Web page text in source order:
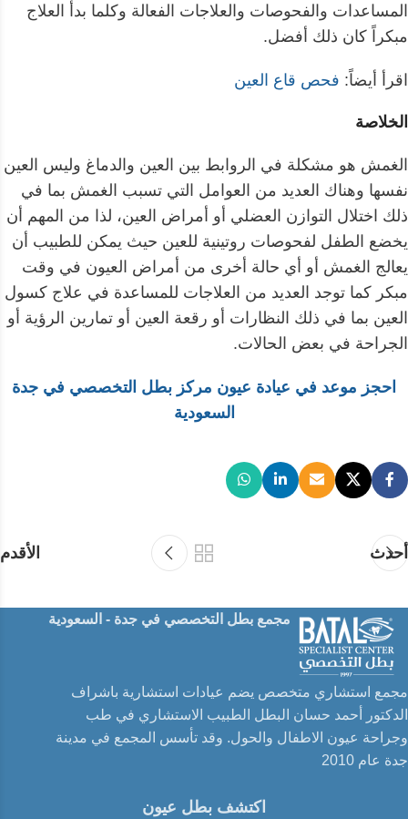
المساعدات والفحوصات والعلاجات الفعالة وكلما بدأ العلاج
مبكراً كان ذلك أفضل.
اقرأ أيضاً: فحص قاع العين
الخلاصة
الغمش هو مشكلة في الروابط بين العين والدماغ وليس العين
نفسها وهناك العديد من العوامل التي تسبب الغمش بما في
ذلك اختلال التوازن العضلي أو أمراض العين، لذا من المهم أن
يخضع الطفل لفحوصات روتينية للعين حيث يمكن للطبيب أن
يعالج الغمش أو أي حالة أخرى من أمراض العيون في وقت
مبكر كما توجد العديد من العلاجات للمساعدة في علاج كسول
العين بما في ذلك النظارات أو رقعة العين أو تمارين الرؤية أو
الجراحة في بعض الحالات.
احجز موعد في عيادة عيون مركز بطل التخصصي في جدة
السعودية
أحدث الأقدم
مجمع بطل التخصصي في جدة - السعودية
مجمع استشاري متخصص يضم عيادات استشارية باشراف
الدكتور أحمد حسان البطل الطبيب الاستشاري في طب
وجراحة عيون الاطفال والحول. وقد تأسس المجمع في مدينة
جدة عام 2010
اكتشف بطل عيون